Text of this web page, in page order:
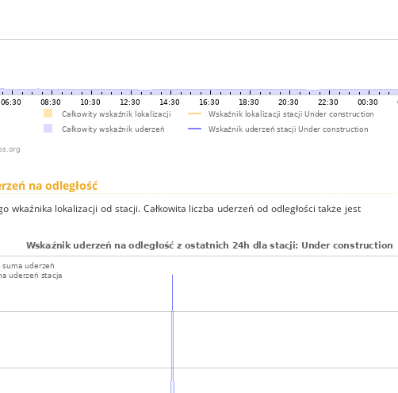
na odległość
wkaźnika lokalizacji od stacji. Całkowita liczba uderzeń od odległości także jest